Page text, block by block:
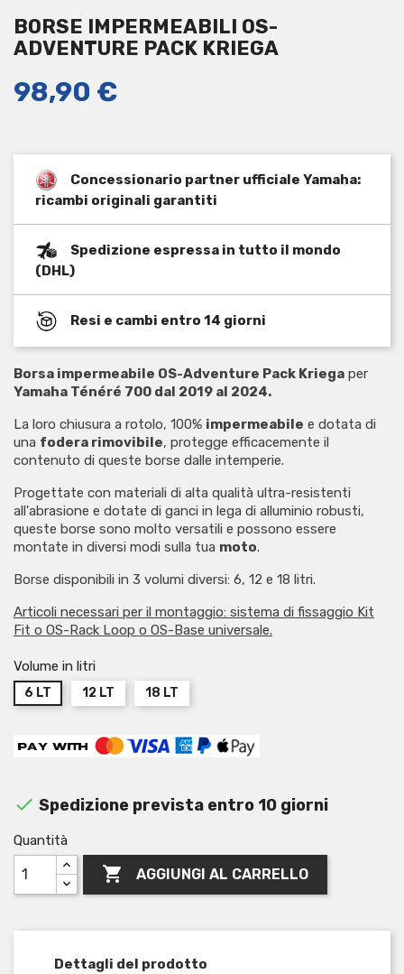
BORSE IMPERMEABILI OS-
ADVENTURE PACK KRIEGA
98,90 €
Concessionario partner ufficiale Yamaha:
ricambi originali garantiti
Spedizione espressa in tutto il mondo
(DHL)
Resi e cambi entro 14 giorni
Borsa impermeabile OS-Adventure Pack Kriega per
Yamaha Ténéré 700 dal 2019 al 2024.
La loro chiusura a rotolo, 100% impermeabile e dotata di
una fodera rimovibile, protegge efficacemente il
contenuto di queste borse dalle intemperie.
Progettate con materiali di alta qualità ultra-resistenti
all'abrasione e dotate di ganci in lega di alluminio robusti,
queste borse sono molto versatili e possono essere
montate in diversi modi sulla tua moto.
Borse disponibili in 3 volumi diversi: 6, 12 e 18 litri.
Articoli necessari per il montaggio: sistema di fissaggio Kit
Fit o OS-Rack Loop o OS-Base universale.
Volume in litri
6 LT 12 LT 18 LT
 Spedizione prevista entro 10 giorni
Quantità
 AGGIUNGI AL CARRELLO
Dettagli del prodotto